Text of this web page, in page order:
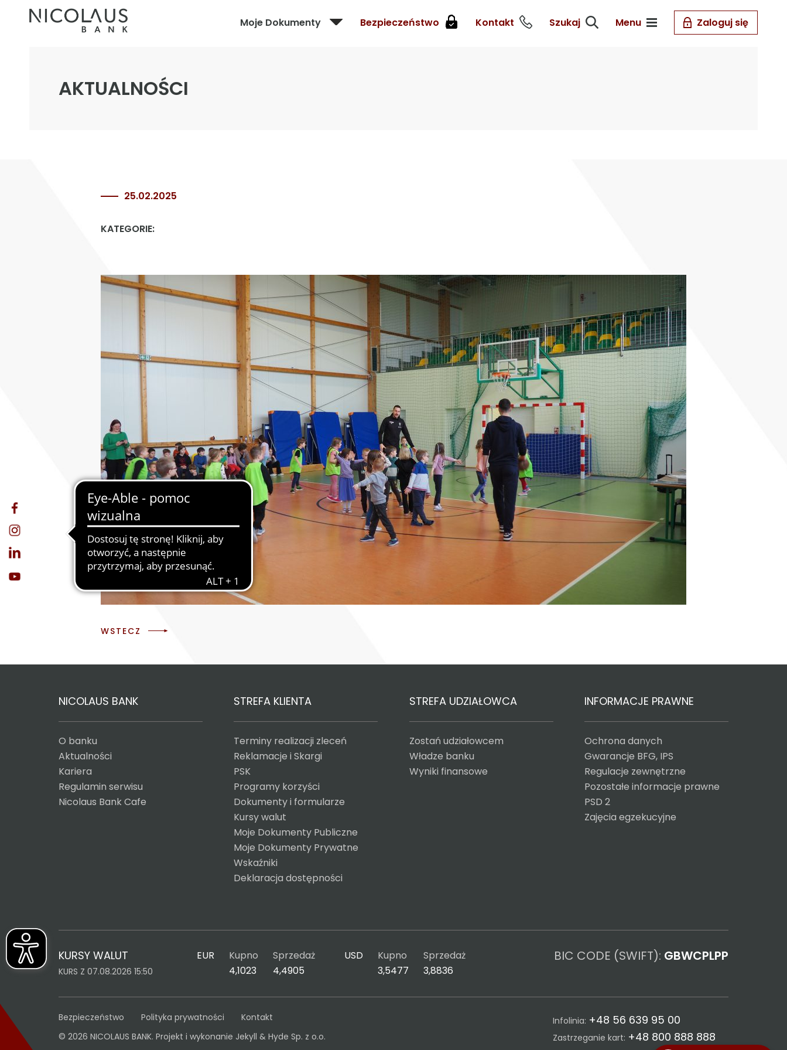
Moje Dokumenty Bezpieczeństwo Kontakt Szukaj Menu Zaloguj się
AKTUALNOŚCI
25.02.2025
KATEGORIE:
WSTECZ
NICOLAUS BANK
O banku
Aktualności
Kariera
Regulamin serwisu
Nicolaus Bank Cafe
STREFA KLIENTA
Terminy realizacji zleceń
Reklamacje i Skargi
PSK
Programy korzyści
Dokumenty i formularze
Kursy walut
Moje Dokumenty Publiczne
Moje Dokumenty Prywatne
Wskaźniki
Deklaracja dostępności
STREFA UDZIAŁOWCA
Zostań udziałowcem
Władze banku
Wyniki finansowe
INFORMACJE PRAWNE
Ochrona danych
Gwarancje BFG, IPS
Regulacje zewnętrzne
Pozostałe informacje prawne
PSD 2
Zajęcia egzekucyjne
KURSY WALUT
KURS Z 07.08.2026 15:50
EUR
Kupno
4,1023
Sprzedaż
4,4905
USD
Kupno
3,5477
Sprzedaż
3,8836
BIC CODE (SWIFT): GBWCPLPP
Infolinia: +48 56 639 95 00
Zastrzeganie kart: +48 800 888 888
Bezpieczeństwo Polityka prywatności
Kontakt
© 2026 NICOLAUS BANK. Projekt i wykonanie Jekyll & Hyde Sp. z o.o.